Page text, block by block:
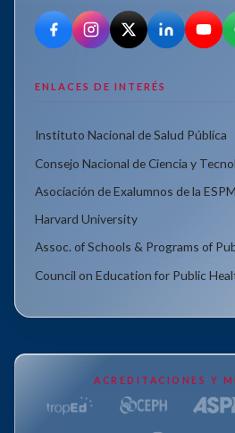
ENLACES DE INTERÉS
Instituto Nacional de Salud Pública
Consejo Nacional de Ciencia y
Asociación de Exalumnos de la ESPM
Harvard University
Assoc. of Schools & Programs of
Council on Education for Public
ACREDITACIONES Y